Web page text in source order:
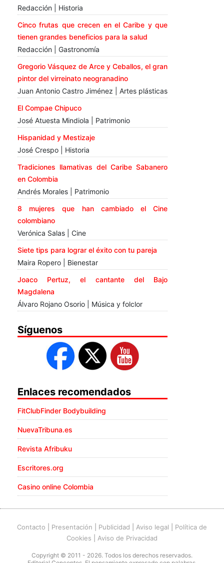
Redacción | Historia
Cinco frutas que crecen en el Caribe y que
tienen grandes beneficios para la salud
Redacción | Gastronomía
Gregorio Vásquez de Arce y Ceballos, el gran
pintor del virreinato neogranadino
Juan Antonio Castro Jiménez | Artes plásticas
El Compae Chipuco
José Atuesta Mindiola | Patrimonio
Hispanidad y Mestizaje
José Crespo | Historia
Tradiciones llamativas del Caribe Sabanero
en Colombia
Andrés Morales | Patrimonio
8 mujeres que han cambiado el Cine
colombiano
Verónica Salas | Cine
Siete tips para lograr el éxito con tu pareja
Maira Ropero | Bienestar
Joaco Pertuz, el cantante del Bajo
Magdalena
Álvaro Rojano Osorio | Música y folclor
Síguenos
Enlaces recomendados
FitClubFinder Bodybuilding
NuevaTribuna.es
Revista Afribuku
Escritores.org
Casino online Colombia
Contacto Presentación Publicidad Aviso legal
Política de
Cookies
Aviso de Privacidad
Copyright © 2011 - 2026. Todos los derechos reservados.